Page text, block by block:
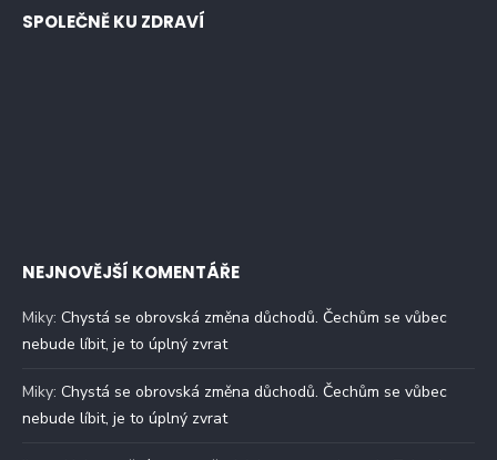
SPOLEČNĚ KU ZDRAVÍ
NEJNOVĚJŠÍ KOMENTÁŘE
Miky: Chystá se obrovská změna důchodů. Čechům se vůbec
nebude líbit, je to úplný zvrat
Miky: Chystá se obrovská změna důchodů. Čechům se vůbec
nebude líbit, je to úplný zvrat